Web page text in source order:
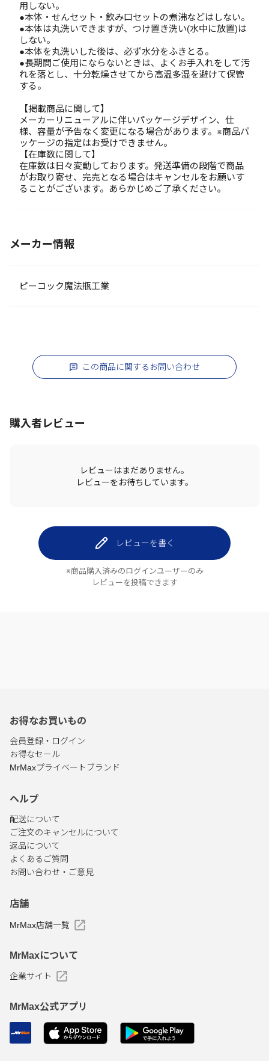
用しない。
●本体・せんセット・飲み口セットの煮沸などはしない。
●本体は丸洗いできますが、つけ置き洗い(水中に放置)は
しない。
●本体を丸洗いした後は、必ず水分をふきとる。
●長期間ご使用にならないときは、よくお手入れをして汚
れを落とし、十分乾燥させてから高温多湿を避けて保管
する。
【掲載商品に関して】
メーカーリニューアルに伴いパッケージデザイン、仕
様、容量が予告なく変更になる場合があります。※商品パ
ッケージの指定はお受けできません。
【在庫数に関して】
在庫数は日々変動しております。発送準備の段階で商品
がお取り寄せ、完売となる場合はキャンセルをお願いす
ることがございます。あらかじめご了承ください。
メーカー情報
ピーコック魔法瓶工業
この商品に関するお問い合わせ
購入者レビュー
レビューはまだありません。
レビューをお待ちしています。
レビューを書く
※商品購入済みのログインユーザーのみ
レビューを投稿できます
お得なお買いもの
会員登録・ログイン
お得なセール
MrMaxプライベートブランド
ヘルプ
配送について
ご注文のキャンセルについて
返品について
よくあるご質問
お問い合わせ・ご意見
店舗
MrMax店舗一覧
MrMaxについて
企業サイト
MrMax公式アプリ